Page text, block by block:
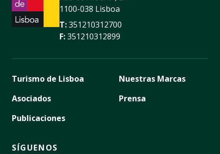
1100-038 Lisboa
T:351210312700
F:351210312899
Turismo de Lisboa
Asociados
Publicaciones
Nuestras Marcas
Prensa
SÍGUENOS